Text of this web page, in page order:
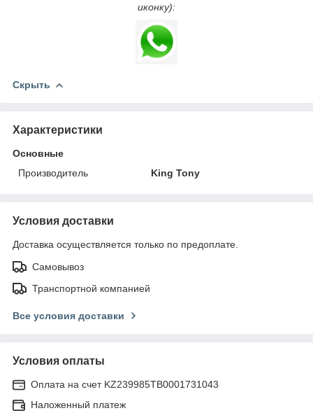
иконку):
Скрыть
Характеристики
Основные
Производитель
King Tony
Условия доставки
Доставка осуществляется только по предоплате.
Самовывоз
Транспортной компанией
Все условия доставки
Условия оплаты
Оплата на счет KZ239985TB0001731043
Наложенный платеж